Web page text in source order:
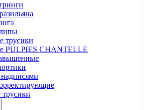
трусики
PULPIES CHANTELLE